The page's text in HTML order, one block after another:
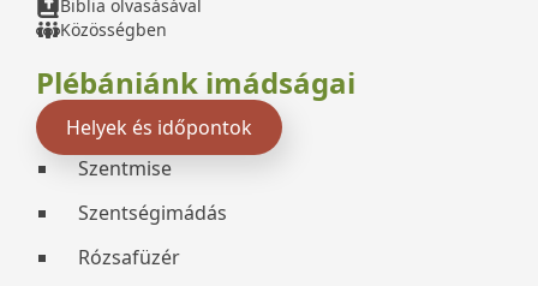
Biblia olvasásával
Közösségben
Plébániánk imádságai
Helyek és időpontok
Szentmise
Szentségimádás
Rózsafüzér